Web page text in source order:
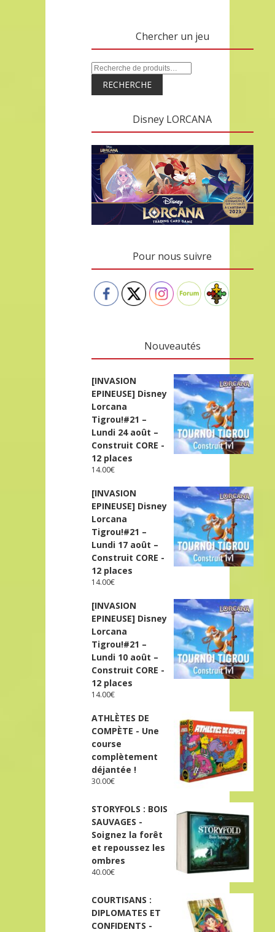
Chercher un jeu
RECHERCHE
Disney LORCANA
Pour nous suivre
Nouveautés
[INVASION
EPINEUSE] Disney
Lorcana
Tigrou!#21 –
Lundi 24 août –
Construit CORE -
12 places
14.00€
[INVASION
EPINEUSE] Disney
Lorcana
Tigrou!#21 –
Lundi 17 août –
Construit CORE -
12 places
14.00€
[INVASION
EPINEUSE] Disney
Lorcana
Tigrou!#21 –
Lundi 10 août –
Construit CORE -
12 places
14.00€
ATHLÈTES DE
COMPÈTE - Une
course
complètement
déjantée !
30.00€
STORYFOLS : BOIS
SAUVAGES -
Soignez la forêt
et repoussez les
ombres
40.00€
COURTISANS :
DIPLOMATES ET
CONFIDENTS -